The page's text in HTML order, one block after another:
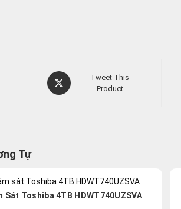
Opens
in
Tweet This
Product
Tự
Sát Toshiba 4TB HDWT740UZSVA